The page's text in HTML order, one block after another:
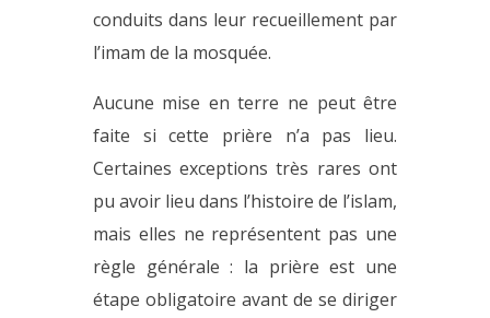
conduits dans leur recueillement par
l’imam de la mosquée.
Aucune mise en terre ne peut être
faite si cette prière n’a pas lieu.
Certaines exceptions très rares ont
pu avoir lieu dans l’histoire de l’islam,
mais elles ne représentent pas une
règle générale : la prière est une
étape obligatoire avant de se diriger